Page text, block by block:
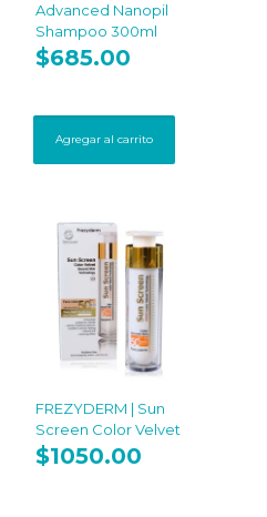
Advanced Nanopil
Shampoo 300ml
$685.00
Agregar al carrito
FREZYDERM | Sun
Screen Color Velvet
$1050.00